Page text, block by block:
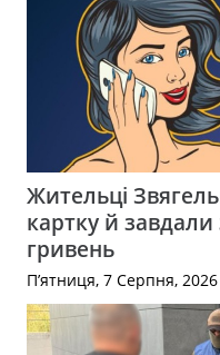
Жительці
картку й завдали
гривень
П’ятниця, 7 Серпня, 2026